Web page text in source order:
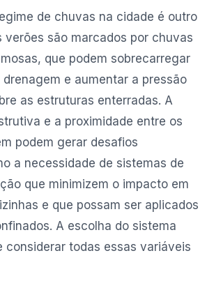
de chuvas na cidade é outro
verões são marcados por chuvas
que podem sobrecarregar
e aumentar a pressão
as estruturas enterradas. A
e a proximidade entre os
podem gerar desafios
a necessidade de sistemas de
que minimizem o impacto em
e que possam ser aplicados
A escolha do sistema
considerar todas essas variáveis